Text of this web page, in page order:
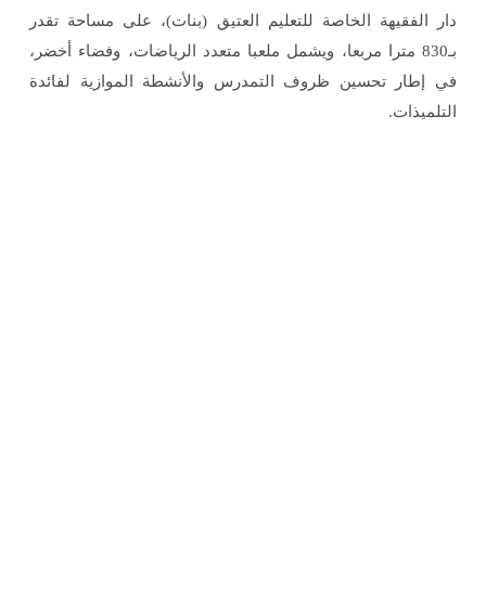
دار الفقيهة الخاصة للتعليم العتيق (بنات)، على مساحة تقدر
بـ830 مترا مربعا، ويشمل ملعبا متعدد الرياضات، وفضاء أخضر،
في إطار تحسين ظروف التمدرس والأنشطة الموازية لفائدة
التلميذات.